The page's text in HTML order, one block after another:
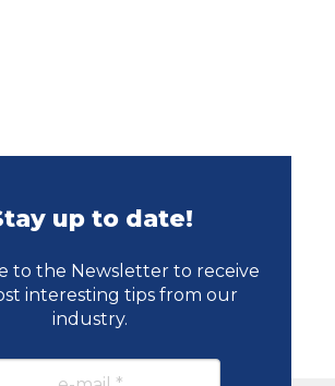
up to date!
to the Newsletter to receive
interesting tips from our
industry.